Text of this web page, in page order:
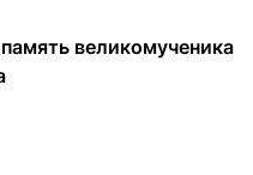
великомученика